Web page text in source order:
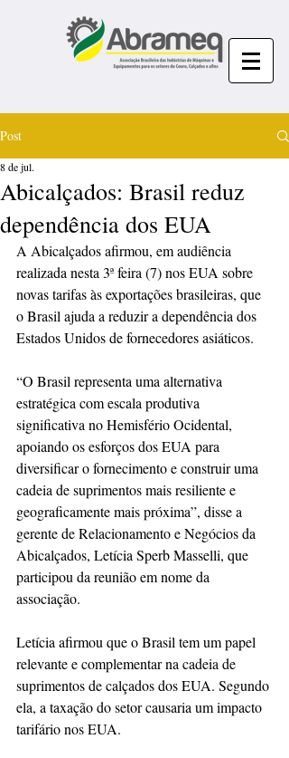
Post
Abicalçados: Brasil reduz
dependência dos EUA
8 de jul.
A Abicalçados afirmou, em audiência
realizada nesta 3ª feira (7) nos EUA sobre
novas tarifas às exportações brasileiras, que
o Brasil ajuda a reduzir a dependência dos
Estados Unidos de fornecedores asiáticos.
“O Brasil representa uma alternativa
estratégica com escala produtiva
significativa no Hemisfério Ocidental,
apoiando os esforços dos EUA para
diversificar o fornecimento e construir uma
cadeia de suprimentos mais resiliente e
geograficamente mais próxima”, disse a
gerente de Relacionamento e Negócios da
Abicalçados, Letícia Sperb Masselli, que
participou da reunião em nome da
associação.
Letícia afirmou que o Brasil tem um papel
relevante e complementar na cadeia de
suprimentos de calçados dos EUA. Segundo
ela, a taxação do setor causaria um impacto
tarifário nos EUA.